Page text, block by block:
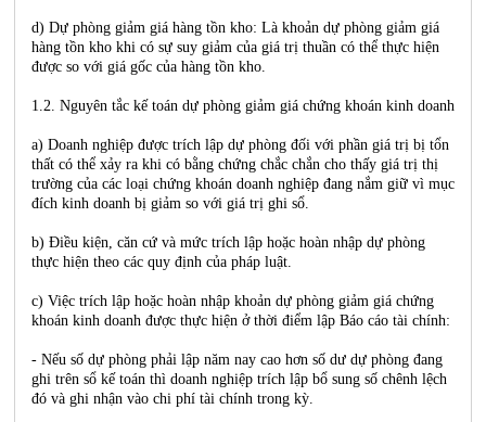
d) Dự phòng giảm giá hàng tồn kho: Là khoản dự phòng giảm giá
hàng tồn kho khi có sự suy giảm của giá trị thuần có thể thực hiện
được so với giá gốc của hàng tồn kho.
1.2. Nguyên tắc kế toán dự phòng giảm giá chứng khoán kinh doanh
a) Doanh nghiệp được trích lập dự phòng đối với phần giá trị bị tổn
thất có thể xảy ra khi có bằng chứng chắc chắn cho thấy giá trị thị
trường của các loại chứng khoán doanh nghiệp đang nắm giữ vì mục
đích kinh doanh bị giảm so với giá trị ghi sổ.
b) Điều kiện, căn cứ và mức trích lập hoặc hoàn nhập dự phòng
thực hiện theo các quy định của pháp luật.
c) Việc trích lập hoặc hoàn nhập khoản dự phòng giảm giá chứng
khoán kinh doanh được thực hiện ở thời điểm lập Báo cáo tài chính:
- Nếu số dự phòng phải lập năm nay cao hơn số dư dự phòng đang
ghi trên sổ kế toán thì doanh nghiệp trích lập bổ sung số chênh lệch
đó và ghi nhận vào chi phí tài chính trong kỳ.